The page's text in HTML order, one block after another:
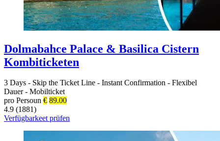
Dolmabahce Palace & Basilica Cistern
Kombiticketen
3 Days - Skip the Ticket Line - Instant Confirmation - Flexibel
Dauer - Mobilticket
pro Persoun € 89.00
4.9 (1881)
Verfügbarkeet prüfen